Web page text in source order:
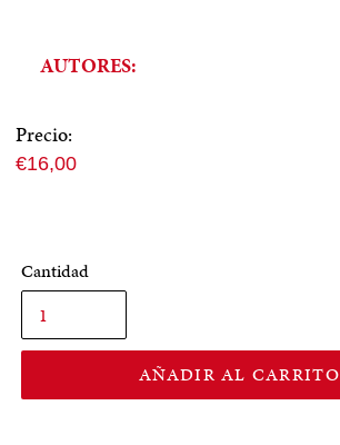
AUTORES:
Precio:
Precio
€16,00
Cantidad
AÑADIR AL CARRITO